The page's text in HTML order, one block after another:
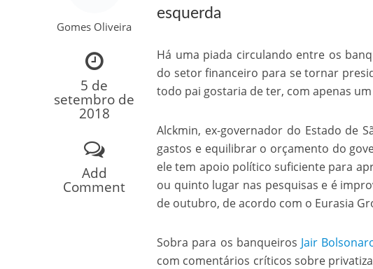
Os segredos não revelados do
Gomes Oliveira
5 de
setembro de
2018
Add
Comment
esquerda
Há uma piada circulando entre os
do setor financeiro para se tornar
todo pai gostaria de ter, com apenas
Alckmin, ex-governador do Estado de
gastos e equilibrar o orçamento do
ele tem apoio político suficiente para
ou quinto lugar nas pesquisas e é
de outubro, de acordo com o Eurasia
Sobra para os banqueiros Jair
com comentários críticos sobre